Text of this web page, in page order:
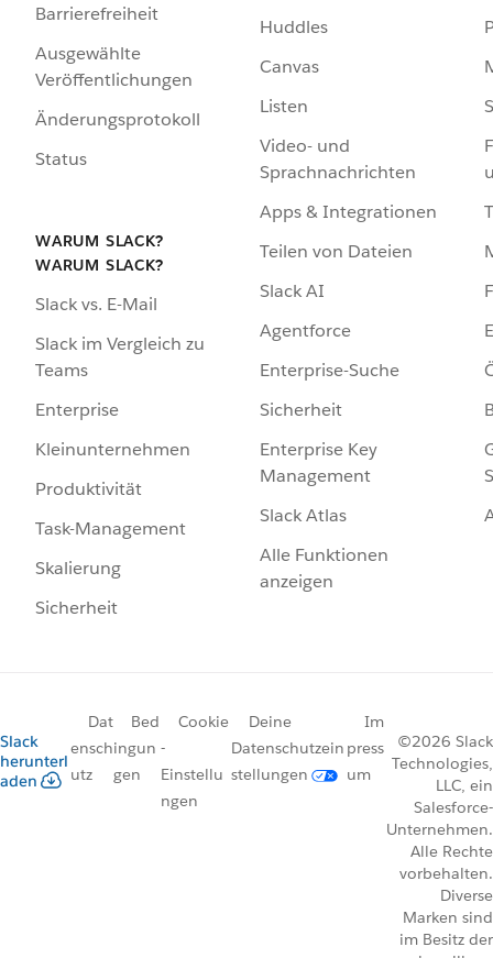
Barrierefreiheit
Ausgewählte
Veröffentlichungen
Änderungsprotokoll
Status
WARUM SLACK?
WARUM SLACK?
Slack vs. E-Mail
Slack im Vergleich zu
Teams
Enterprise
Kleinunternehmen
Produktivität
Task-Management
Skalierung
Sicherheit
Huddles
Canvas
Listen
Video- und
Sprachnachrichten
Apps & Integrationen
Teilen von Dateien
Slack AI
Agentforce
Enterprise-Suche
Sicherheit
Enterprise Key
Management
Slack Atlas
Alle Funktionen
anzeigen
Slack
herunterl
aden
Dat
ensch
utz
Bed
ingun
gen
Cookie
-
Einstellu
ngen
Deine
Datenschutzein
stellungen
Im
press
um
©2026 Slack
Technologies,
LLC, ein
Salesforce-
Unternehmen.
Alle Rechte
vorbehalten.
Diverse
Marken sind
im Besitz der